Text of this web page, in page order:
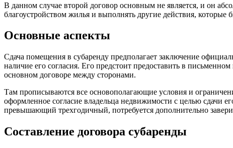
В данном случае второй договор основным не является, и он
благоустройством жилья и выполнять другие действия,
Основные аспекты
Сдача помещения в субаренду предполагает заключение
наличие его согласия. Его предстоит предоставить в
основном договоре между сторонами.
Там прописываются все основополагающие условия и
оформленное согласие владельца недвижимости с целью сдачи
превышающий трехгодичный, потребуется дополнительно
Составление договора субаренды